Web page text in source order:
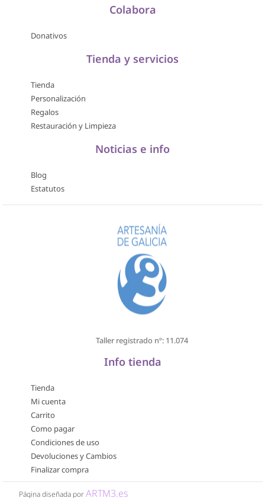
Colabora
Donativos
Tienda y servicios
Tienda
Personalización
Regalos
Restauración y Limpieza
Noticias e info
Blog
Estatutos
Taller registrado nº: 11.074
Info tienda
Tienda
Mi cuenta
Carrito
Como pagar
Condiciones de uso
Devoluciones y Cambios
Finalizar compra
Página diseñada porARTM3.es